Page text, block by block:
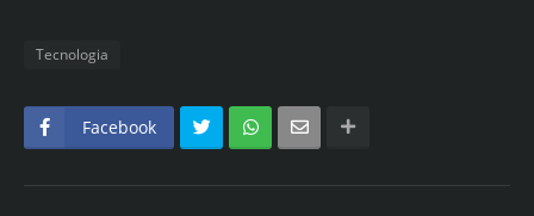
Tecnologia
Facebook